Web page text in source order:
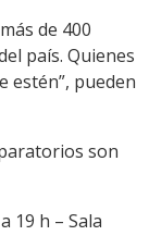
de 400
país. Quienes
estén”, pueden
son
19 h – Sala